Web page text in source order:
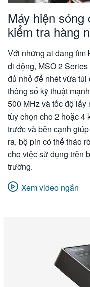
Máy hiện
kiểm tra hàng
Với những ai đang tìm
di động, MSO 2
đủ nhỏ để nhét vừa
thông số kỹ thuật
500 MHz và tốc độ lấy
tùy chọn cho 2 hoặc 4
trước và bên cạnh
ra, bộ pin có thể tháo
cho việc sử dụng trên
trường.
Xem video ngắn